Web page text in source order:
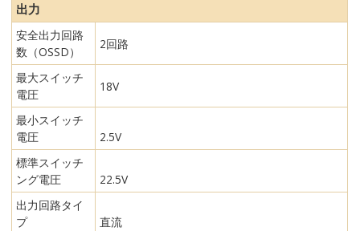
出力
安全出力回路
数（OSSD）
2回路
最大スイッチ
電圧
18V
最小スイッチ
電圧
2.5V
標準スイッチ
ング電圧
22.5V
出力回路タイ
プ
直流